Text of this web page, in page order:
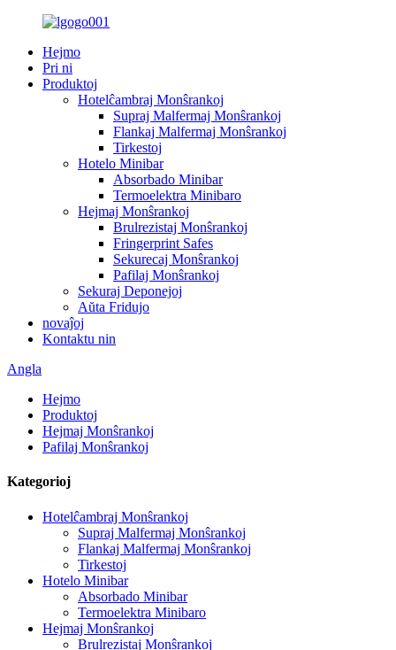
Hejmo
Pri ni
Produktoj
Hotelĉambraj Monŝrankoj
Supraj Malfermaj Monŝrankoj
Flankaj Malfermaj Monŝrankoj
Tirkestoj
Hotelo Minibar
Absorbado Minibar
Termoelektra Minibaro
Hejmaj Monŝrankoj
Brulrezistaj Monŝrankoj
Fringerprint Safes
Sekurecaj Monŝrankoj
Pafilaj Monŝrankoj
Sekuraj Deponejoj
Aŭta Fridujo
novaĵoj
Kontaktu nin
Angla
Hejmo
Produktoj
Hejmaj Monŝrankoj
Pafilaj Monŝrankoj
Kategorioj
Hotelĉambraj Monŝrankoj
Supraj Malfermaj Monŝrankoj
Flankaj Malfermaj Monŝrankoj
Tirkestoj
Hotelo Minibar
Absorbado Minibar
Termoelektra Minibaro
Hejmaj Monŝrankoj
Brulrezistaj Monŝrankoj